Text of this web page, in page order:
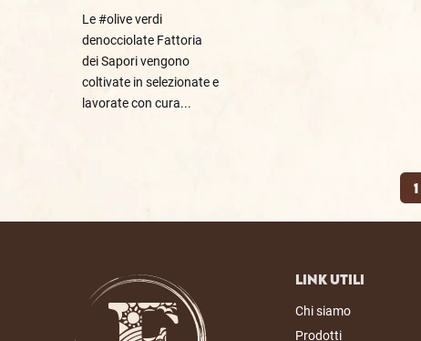
Le #olive verdi
denocciolate Fattoria
dei Sapori vengono
coltivate in selezionate e
lavorate con cura...
1
Link Utili
Chi siamo
Prodotti